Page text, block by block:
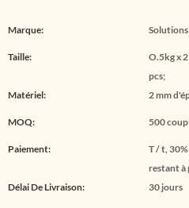
Marque:
Taille:
O.5kg x 2
pcs;
Matériel:
2 mm
MOQ: 500
Paiement:
T / t,
restant à
Délai De Livraison:
30 jours